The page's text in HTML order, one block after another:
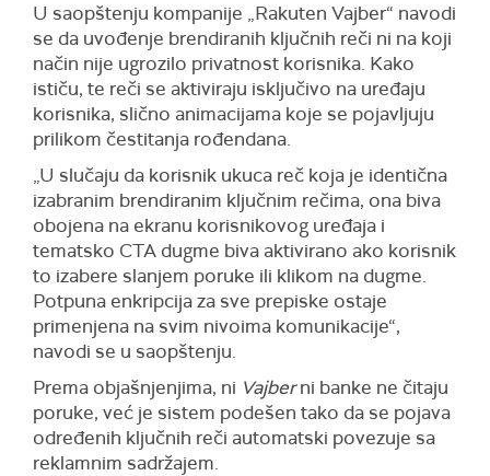
U saopštenju kompanije „Rakuten Vajber“ navodi
se da uvođenje brendiranih ključnih reči ni na koji
način nije ugrozilo privatnost korisnika. Kako
ističu, te reči se aktiviraju isključivo na uređaju
korisnika, slično animacijama koje se pojavljuju
prilikom čestitanja rođendana.
„U slučaju da korisnik ukuca reč koja je identična
izabranim brendiranim ključnim rečima, ona biva
obojena na ekranu korisnikovog uređaja i
tematsko CTA dugme biva aktivirano ako korisnik
to izabere slanjem poruke ili klikom na dugme.
Potpuna enkripcija za sve prepiske ostaje
primenjena na svim nivoima komunikacije“,
navodi se u saopštenju.
Prema objašnjenjima, ni Vajberni banke ne čitaju
poruke, već je sistem podešen tako da se pojava
određenih ključnih reči automatski povezuje sa
reklamnim sadržajem.